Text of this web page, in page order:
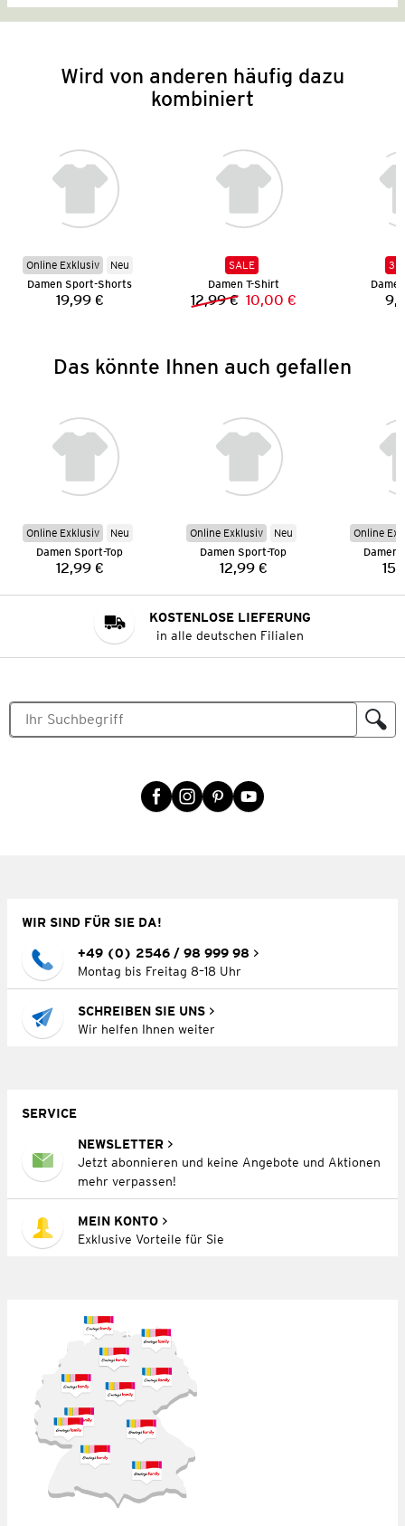
Wird von anderen häufig dazu
kombiniert
Online Exklusiv
Neu
Damen Sport-Shorts
Preis:
19,99 €
SALE
Damen T-Shirt
Vorheriger Preis:
12,99 € Neuer Preis:
10,00 €
3
Das könnte Ihnen auch gefallen
Online Exklusiv
Neu
Damen Sport-Top
Preis:
12,99 €
Online Exklusiv
Neu
Damen Sport-Top
Preis:
12,99 €
Online
Damen
KOSTENLOSE LIEFERUNG
in alle deutschen Filialen
WIR SIND FÜR SIE DA!
+49 (0) 2546 / 98 999 98
Montag bis Freitag 8–18 Uhr
SCHREIBEN SIE UNS
Wir helfen Ihnen weiter
SERVICE
NEWSLETTER
Jetzt abonnieren und keine Angebote und Aktionen
mehr verpassen!
MEIN KONTO
Exklusive Vorteile für Sie